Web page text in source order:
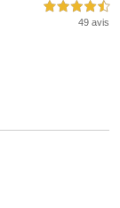
4,5 étoiles sur 5
49 avis